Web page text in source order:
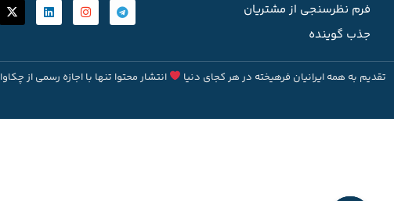
فرم نظرسنجی از مشتریان
جذب گوینده
تقدیم به همه ایرانیان فرهیخته در هر کجای دنیا انتشار محتوا تنها با اجازه رسمی از چکاوا